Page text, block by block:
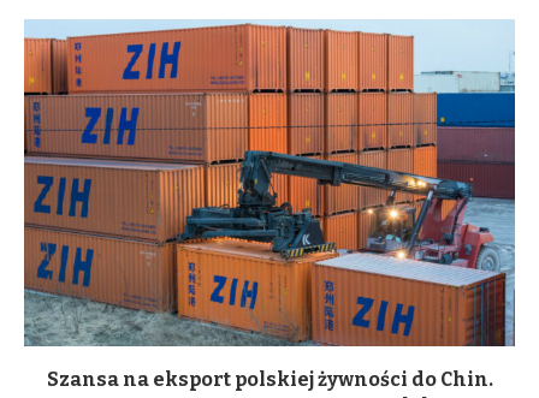
Szansa na eksport polskiej żywności do Chin.